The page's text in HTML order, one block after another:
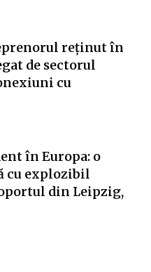
reținut în
de sectorul
cu
în Europa: o
cu explozibil
din Leipzig,